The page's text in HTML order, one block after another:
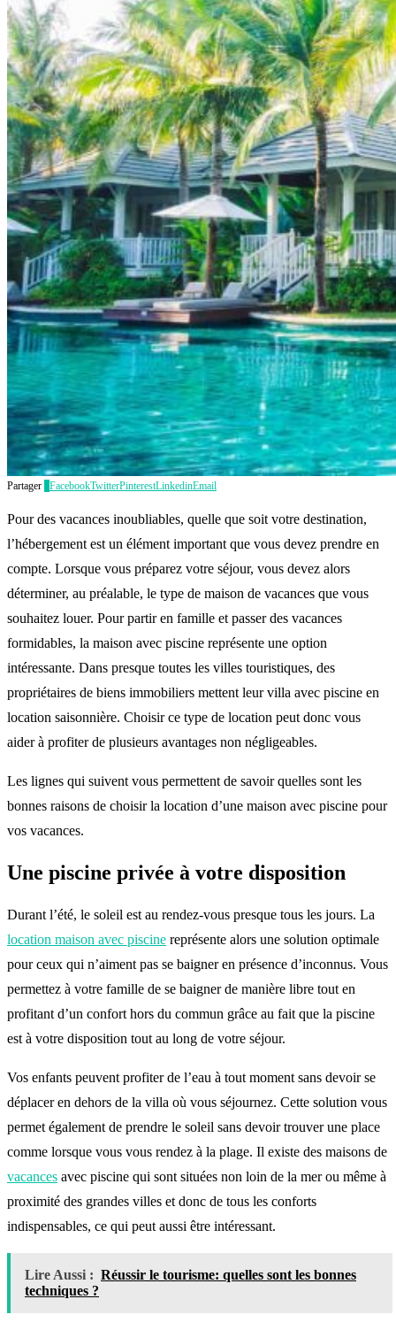
Partager FacebookTwitterPinterestLinkedinEmail
Pour des vacances inoubliables, quelle que soit votre destination,
l’hébergement est un élément important que vous devez prendre en
compte. Lorsque vous préparez votre séjour, vous devez alors
déterminer, au préalable, le type de maison de vacances que vous
souhaitez louer. Pour partir en famille et passer des vacances
formidables, la maison avec piscine représente une option
intéressante. Dans presque toutes les villes touristiques, des
propriétaires de biens immobiliers mettent leur villa avec piscine en
location saisonnière. Choisir ce type de location peut donc vous
aider à profiter de plusieurs avantages non négligeables.
Les lignes qui suivent vous permettent de savoir quelles sont les
bonnes raisons de choisir la location d’une maison avec piscine pour
vos vacances.
Une piscine privée à votre disposition
Durant l’été, le soleil est au rendez-vous presque tous les jours. La
location maison avec piscine représente alors une solution optimale
pour ceux qui n’aiment pas se baigner en présence d’inconnus. Vous
permettez à votre famille de se baigner de manière libre tout en
profitant d’un confort hors du commun grâce au fait que la piscine
est à votre disposition tout au long de votre séjour.
Vos enfants peuvent profiter de l’eau à tout moment sans devoir se
déplacer en dehors de la villa où vous séjournez. Cette solution vous
permet également de prendre le soleil sans devoir trouver une place
comme lorsque vous vous rendez à la plage. Il existe des maisons de
vacances avec piscine qui sont situées non loin de la mer ou même à
proximité des grandes villes et donc de tous les conforts
indispensables, ce qui peut aussi être intéressant.
Lire Aussi : Réussir le tourisme: quelles sont les bonnes
techniques ?